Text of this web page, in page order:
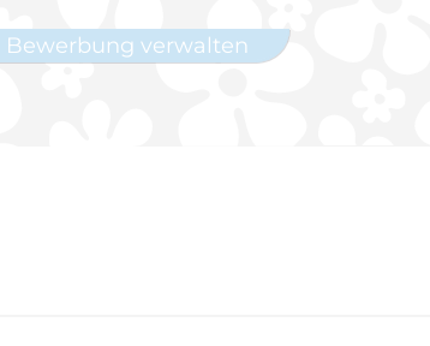
Bewerbung verwalten